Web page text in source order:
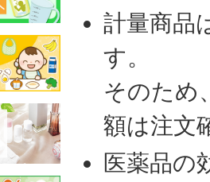
計量商品
す。
そのため
額は注文
医薬品の